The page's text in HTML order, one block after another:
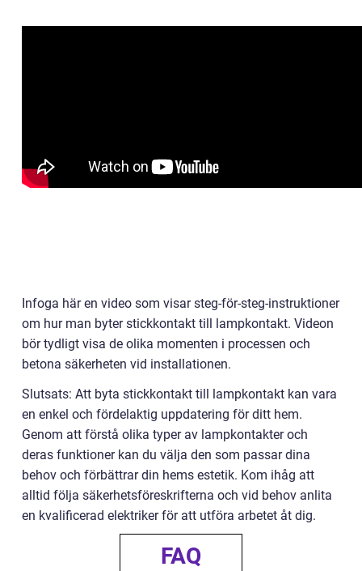
Infoga här en video som visar steg-för-steg-instruktioner
om hur man byter stickkontakt till lampkontakt. Videon
bör tydligt visa de olika momenten i processen och
betona säkerheten vid installationen.
Slutsats: Att byta stickkontakt till lampkontakt kan vara
en enkel och fördelaktig uppdatering för ditt hem.
Genom att förstå olika typer av lampkontakter och
deras funktioner kan du välja den som passar dina
behov och förbättrar din hems estetik. Kom ihåg att
alltid följa säkerhetsföreskrifterna och vid behov anlita
en kvalificerad elektriker för att utföra arbetet åt dig.
FAQ